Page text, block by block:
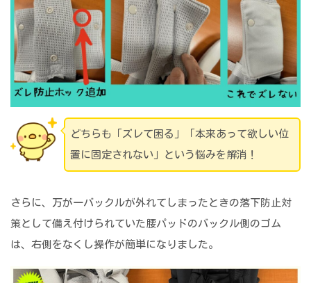
どちらも「ズレて困る」「本来あって欲しい位
置に固定されない」という悩みを解消！
さらに、万が一バックルが外れてしまったときの落下防止対
策として備え付けられていた腰パッドのバックル側のゴム
は、右側をなくし操作が簡単になりました。